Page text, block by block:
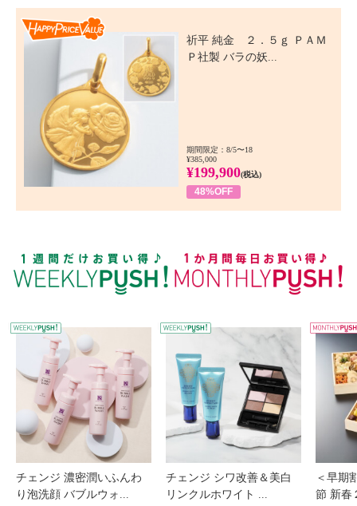
祈平 純金 ２．５ｇ ＰＡＭ
Ｐ社製 バラの妖...
期間限定：8/5〜18
¥385,000
¥199,900(税込)
48%OFF
WEEKLY PUSH
チェンジ 濃密潤いふんわ
り泡洗顔 バブルウォ...
チェンジ シワ改善＆美白
リンクルホワイト ...
＜早期
節 新春